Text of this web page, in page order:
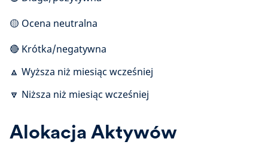
🟡 Ocena neutralna
🔴 Krótka/negatywna
🔼 Wyższa niż miesiąc wcześniej
🔽 Niższa niż miesiąc wcześniej
Alokacja Aktywów